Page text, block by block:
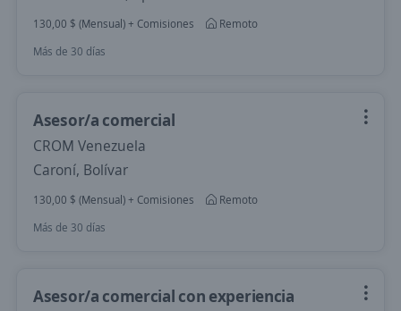
130,00 $ (Mensual) + Comisiones
Remoto
Más de 30 días
Asesor/a comercial
CROM Venezuela
Caroní, Bolívar
130,00 $ (Mensual) + Comisiones
Remoto
Más de 30 días
Asesor/a comercial con experiencia